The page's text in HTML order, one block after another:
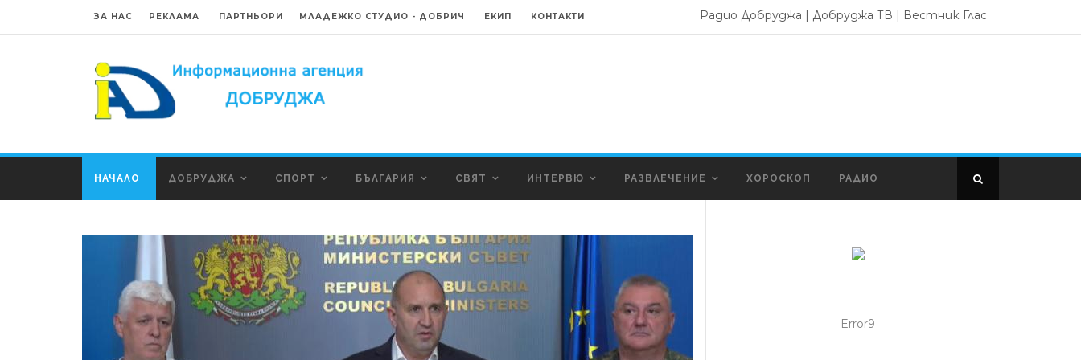
ЗА НАС РЕКЛАМА ПАРТНЬОРИ МЛАДЕЖКО СТУДИО - ДОБРИЧ ЕКИП КОНТАКТИ Радио Добруджа | Добруджа ТВ | Вестник Глас
НАЧАЛО ДОБРУДЖА СПОРТ БЪЛГАРИЯ СВЯТ ИНТЕРВЮ РАЗВЛЕЧЕНИЕ ХОРОСКОП РАДИО
Error9